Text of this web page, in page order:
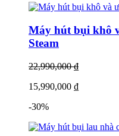
Máy hút bụi khô
Steam
22,990,000 ₫
15,990,000 ₫
-30%